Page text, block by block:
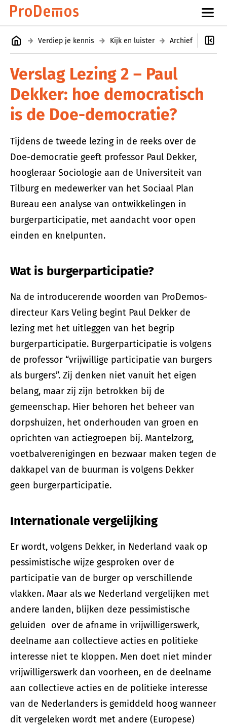
Verdiep je kennis Kijk en luister Archief
Verslag Lezing 2 – Paul
Dekker: hoe democratisch
is de Doe-democratie?
Tijdens de tweede lezing in de reeks over de
Doe-democratie geeft professor Paul Dekker,
hoogleraar Sociologie aan de Universiteit van
Tilburg en medewerker van het Sociaal Plan
Bureau een analyse van ontwikkelingen in
burgerparticipatie, met aandacht voor open
einden en knelpunten.
Wat is burgerparticipatie?
Na de introducerende woorden van ProDemos-
directeur Kars Veling begint Paul Dekker de
lezing met het uitleggen van het begrip
burgerparticipatie. Burgerparticipatie is volgens
de professor “vrijwillige participatie van burgers
als burgers”. Zij denken niet vanuit het eigen
belang, maar zij zijn betrokken bij de
gemeenschap. Hier behoren het beheer van
dorpshuizen, het onderhouden van groen en
oprichten van actiegroepen bij. Mantelzorg,
voetbalverenigingen en bezwaar maken tegen de
dakkapel van de buurman is volgens Dekker
geen burgerparticipatie.
Internationale vergelijking
Er wordt, volgens Dekker, in Nederland vaak op
pessimistische wijze gesproken over de
participatie van de burger op verschillende
vlakken. Maar als we Nederland vergelijken met
andere landen, blijken deze pessimistische
geluiden over de afname in vrijwilligerswerk,
deelname aan collectieve acties en politieke
interesse niet te kloppen. Men doet niet minder
vrijwilligerswerk dan voorheen, en de deelname
aan collectieve acties en de politieke interesse
van de Nederlanders is gemiddeld hoog wanneer
dit vergeleken wordt met andere (Europese)